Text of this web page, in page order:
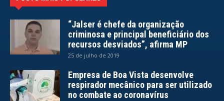
“Jalser é chefe da organização
criminosa e principal beneficiário dos
recursos desviados”, afirma MP
25 de julho de 2019
Empresa de Boa Vista desenvolve
respirador mecânico para ser utilizado
no combate ao coronavírus